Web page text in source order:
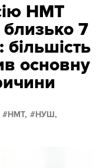
НМТ
7
більшість
основну
НМТ,
НУШ,